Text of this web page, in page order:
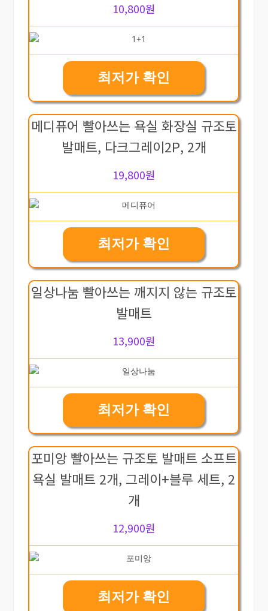
10,800원
최저가 확인
메디퓨어 빨아쓰는 욕실 화장실 규조토
발매트, 다크그레이2P, 2개
19,800원
최저가 확인
일상나눔 빨아쓰는 깨지지 않는 규조토
발매트
13,900원
최저가 확인
포미앙 빨아쓰는 규조토 발매트 소프트
욕실 발매트 2개, 그레이+블루 세트, 2
개
12,900원
최저가 확인